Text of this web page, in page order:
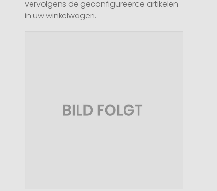
vervolgens de geconfigureerde artikelen
in uw winkelwagen.